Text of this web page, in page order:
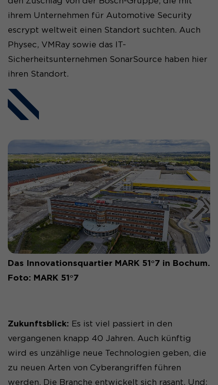
ihrem Unternehmen für Automotive Security
escrypt weltweit einen Standort suchten. Auch
Physec, VMRay sowie das IT-
Sicherheitsunternehmen SonarSource haben hier
ihren Standort.
Das Innovationsquartier MARK 51°7 in Bochum.
Foto: MARK 51°7
Zukunftsblick: Es ist viel passiert in den
vergangenen knapp 40 Jahren. Auch künftig
wird es unzählige neue Technologien geben, die
zu neuen Arten von Cyberangriffen führen
werden. Die Branche entwickelt sich rasant. Und: